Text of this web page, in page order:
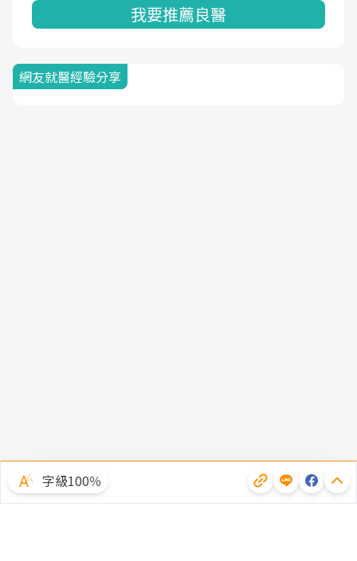
我要推薦良醫
網友就醫經驗分享
字級100％